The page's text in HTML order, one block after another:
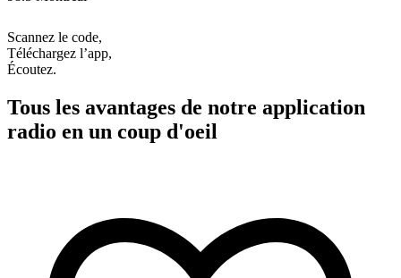
Scannez le code,
Téléchargez l’app,
Écoutez.
Tous les avantages de notre application
radio en un coup d'oeil